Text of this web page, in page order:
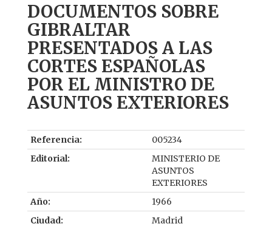
DOCUMENTOS SOBRE
GIBRALTAR
PRESENTADOS A LAS
CORTES ESPAÑOLAS
POR EL MINISTRO DE
ASUNTOS EXTERIORES
Referencia:
005234
Editorial:
MINISTERIO DE
ASUNTOS
EXTERIORES
Año:
1966
Ciudad:
Madrid